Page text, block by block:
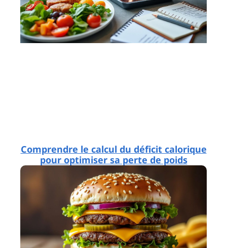
Comprendre le calcul du déficit calorique
pour optimiser sa perte de poids